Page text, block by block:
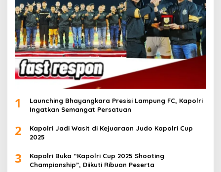
1
Launching Bhayangkara Presisi Lampung FC, Kapolri
Ingatkan Semangat Persatuan
2
Kapolri Jadi Wasit di Kejuaraan Judo Kapolri Cup
2025
3
Kapolri Buka “Kapolri Cup 2025 Shooting
Championship”, Diikuti Ribuan Peserta